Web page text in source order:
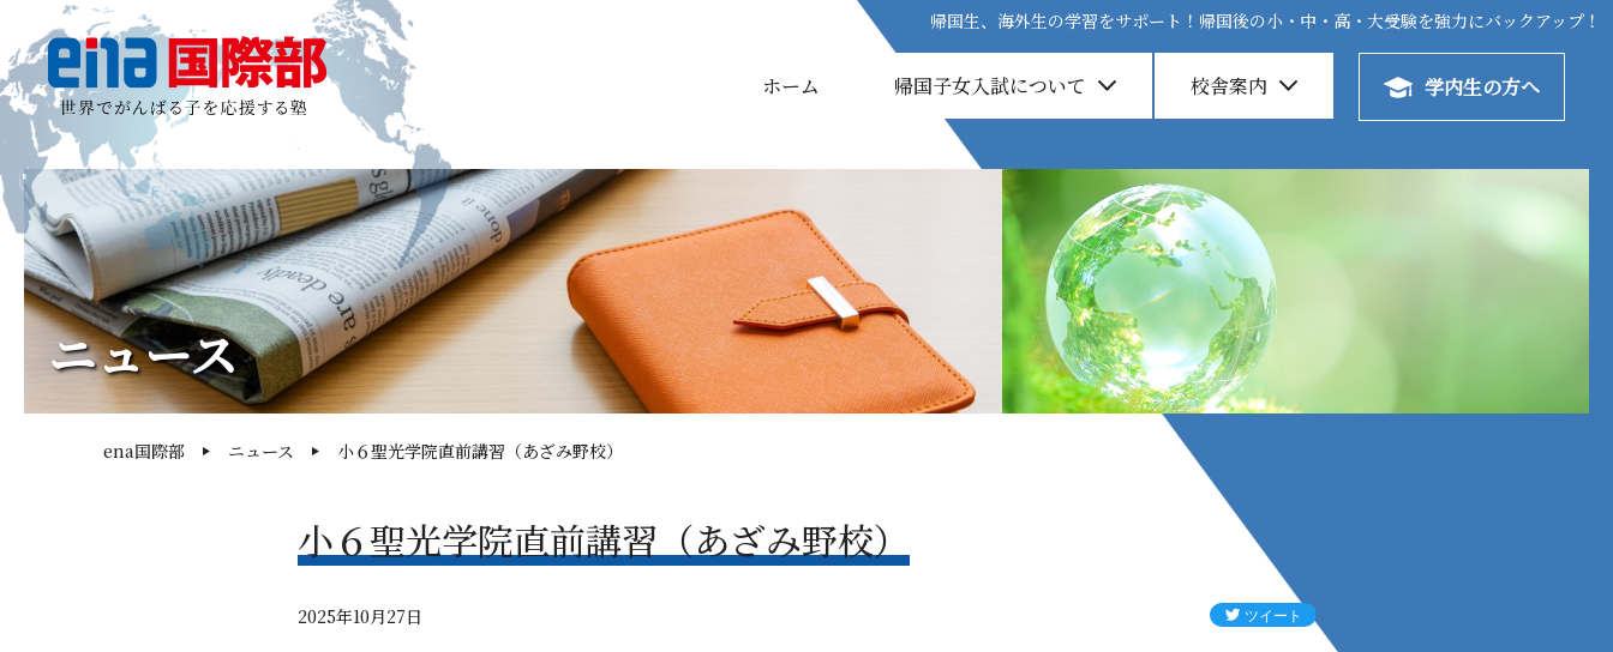
帰国生、海外生の学習をサポート！帰国後の小・中・高・大受験を強力にバックアップ！
ホーム 帰国子女入試について 校舎案内 学内生の方へ
帰国生、海外生の学習をサポート！帰国後の小・中・高・大受験を強力にバックアップ！
ホーム 帰国子女入試について 校舎案内 学内生の方へ
ニュース
ena国際部 ニュース 小６聖光学院直前講習（あざみ野校）
小６聖光学院直前講習（あざみ野校）
2025年10月27日